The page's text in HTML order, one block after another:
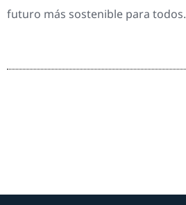
futuro más sostenible para todos.